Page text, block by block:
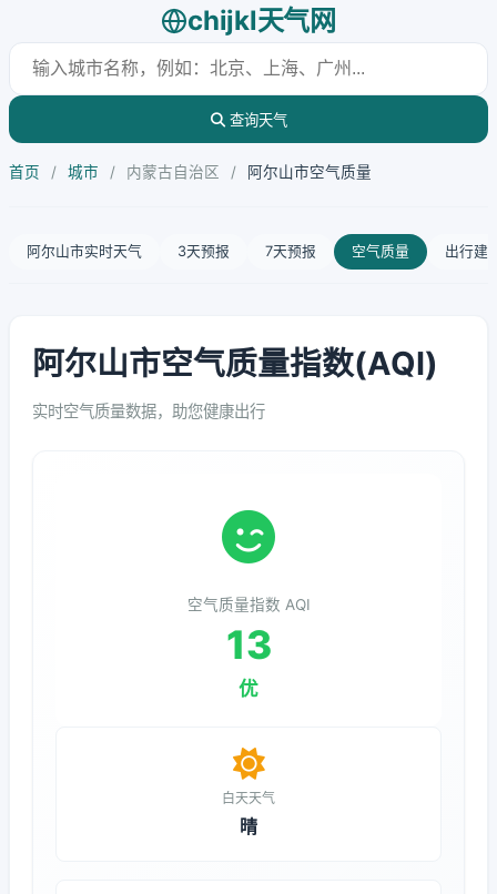
chijkl天气网
查询天气
首页 / 城市 / 内蒙古自治区 / 阿尔山市空气质量
阿尔山市实时天气 3天预报 7天预报 空气质量 出行建
阿尔山市空气质量指数(AQI)
实时空气质量数据，助您健康出行
空气质量指数 AQI
13
优
白天天气
晴